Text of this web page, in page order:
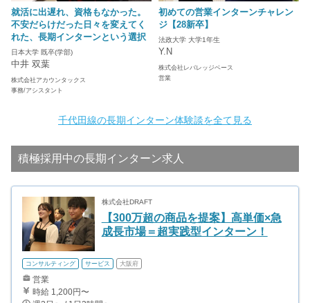
就活に出遅れ、資格もなかった。
不安だらけだった日々を変えてく
れた、長期インターンという選択
日本大学 既卒(学部)
中井 双葉
株式会社アカウンタックス
事務/アシスタント
初めての営業インターンチャレン
ジ【28新卒】
法政大学 大学1年生
Y.N
株式会社レバレッジベース
営業
千代田線の長期インターン体験談を全て見る
積極採用中の長期インターン求人
株式会社DRAFT
【300万超の商品を提案】高単価×急
成長市場＝超実践型インターン！
コンサルティング サービス 大阪府
営業
時給 1,200円〜